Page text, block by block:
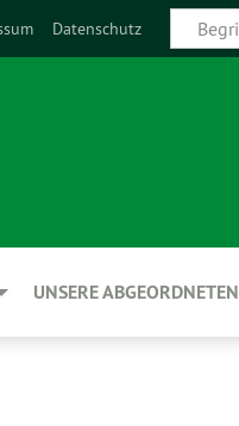
Datenschutz
UNSERE ABGEORDNETEN